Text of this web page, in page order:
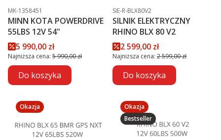
Kod produktu
MK-1358451
MINN KOTA POWERDRIVE
55LBS 12V 54"
Cena promocyjna
5 990,00 zł
Najniższa cena: 5 990,00 zł
Do koszyka
Kod produktu
SIE-R-BLX80V2
SILNIK ELEKTRYCZNY
RHINO BLX 80 V2
Cena promocyjna
2 599,00 zł
Najniższa cena: 2 599,00 zł
Do koszyka
Okazja
Okazja
Bestseller